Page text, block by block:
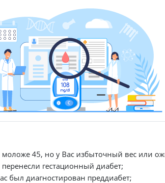
45, но у Вас избыточный вес или
гестационный диабет;
был диагностирован преддиабет;